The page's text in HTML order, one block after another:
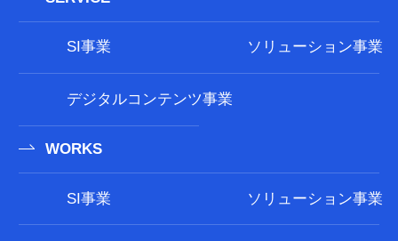
SI事業 ソリューション事業
デジタルコンテンツ事業
WORKS
SI事業 ソリューション事業